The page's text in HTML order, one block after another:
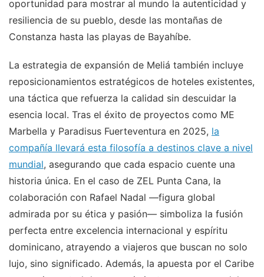
oportunidad para mostrar al mundo la autenticidad y
resiliencia de su pueblo, desde las montañas de
Constanza hasta las playas de Bayahíbe.
La estrategia de expansión de Meliá también incluye
reposicionamientos estratégicos de hoteles existentes,
una táctica que refuerza la calidad sin descuidar la
esencia local. Tras el éxito de proyectos como ME
Marbella y Paradisus Fuerteventura en 2025, la
compañía llevará esta filosofía a destinos clave a nivel
mundial, asegurando que cada espacio cuente una
historia única. En el caso de ZEL Punta Cana, la
colaboración con Rafael Nadal —figura global
admirada por su ética y pasión— simboliza la fusión
perfecta entre excelencia internacional y espíritu
dominicano, atrayendo a viajeros que buscan no solo
lujo, sino significado. Además, la apuesta por el Caribe